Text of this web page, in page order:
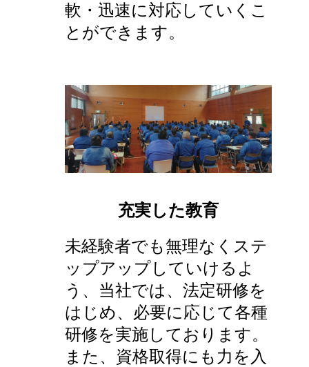
軟・迅速に対応していくこ
とができます。
充実した教育
未経験者でも無理なくステ
ップアップしていけるよ
う、当社では、法定研修を
はじめ、必要に応じて各種
研修を実施しております。
また、資格取得にも力を入